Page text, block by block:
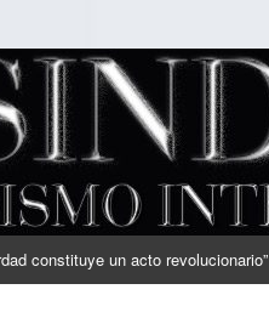
constituye un acto revolucionario”